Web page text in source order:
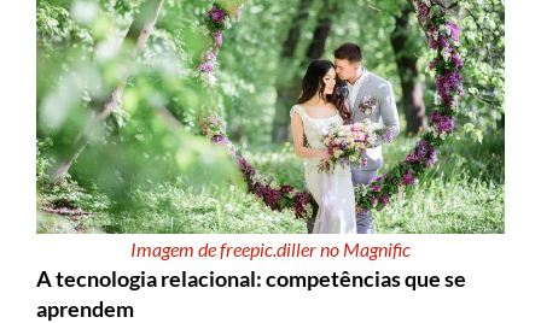
Imagem de freepic.diller no Magnific
A tecnologia relacional: competências que se
aprendem